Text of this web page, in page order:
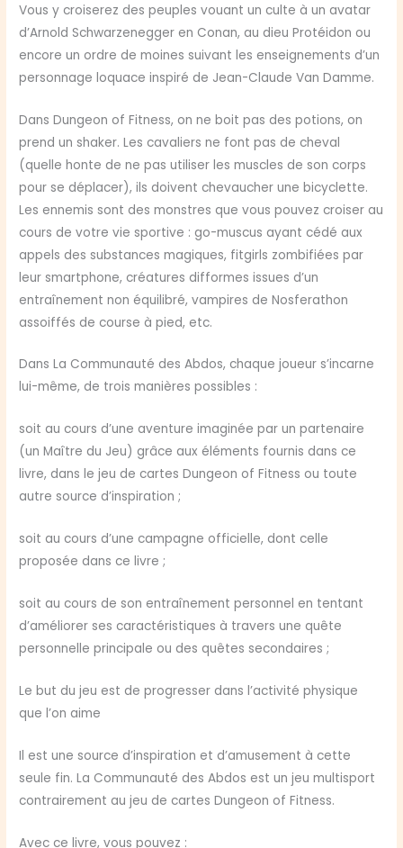
Vous y croiserez des peuples vouant un culte à un avatar
d’Arnold Schwarzenegger en Conan, au dieu Protéidon ou
encore un ordre de moines suivant les enseignements d’un
personnage loquace inspiré de Jean-Claude Van Damme.
Dans Dungeon of Fitness, on ne boit pas des potions, on
prend un shaker. Les cavaliers ne font pas de cheval
(quelle honte de ne pas utiliser les muscles de son corps
pour se déplacer), ils doivent chevaucher une bicyclette.
Les ennemis sont des monstres que vous pouvez croiser au
cours de votre vie sportive : go-muscus ayant cédé aux
appels des substances magiques, fitgirls zombifiées par
leur smartphone, créatures difformes issues d’un
entraînement non équilibré, vampires de Nosferathon
assoiffés de course à pied, etc.
Dans La Communauté des Abdos, chaque joueur s’incarne
lui-même, de trois manières possibles :
soit au cours d’une aventure imaginée par un partenaire
(un Maître du Jeu) grâce aux éléments fournis dans ce
livre, dans le jeu de cartes Dungeon of Fitness ou toute
autre source d’inspiration ;
soit au cours d’une campagne officielle, dont celle
proposée dans ce livre ;
soit au cours de son entraînement personnel en tentant
d’améliorer ses caractéristiques à travers une quête
personnelle principale ou des quêtes secondaires ;
Le but du jeu est de progresser dans l’activité physique
que l’on aime
Il est une source d’inspiration et d’amusement à cette
seule fin. La Communauté des Abdos est un jeu multisport
contrairement au jeu de cartes Dungeon of Fitness.
Avec ce livre, vous pouvez :